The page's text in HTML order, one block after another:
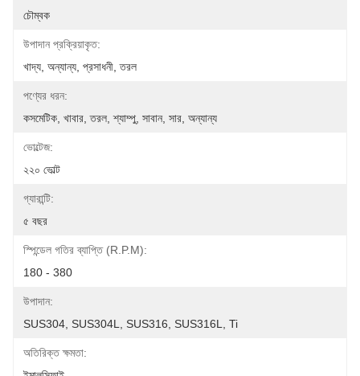
চৌম্বক
উপাদান প্রক্রিয়াকৃত:
খাদ্য, অন্যান্য, প্রসাধনী, তরল
পণ্যের ধরন:
কসমেটিক, খাবার, তরল, শ্যাম্পু, সাবান, সার, অন্যান্য
ভোল্টেজ:
২২০ ভোল্ট
গ্যারান্টি:
৫ বছর
স্পিন্ডেল গতির ব্যাপ্তি (r.p.m):
180 - 380
উপাদান:
SUS304, SUS304L, SUS316, SUS316L, Ti
অতিরিক্ত ক্ষমতা: